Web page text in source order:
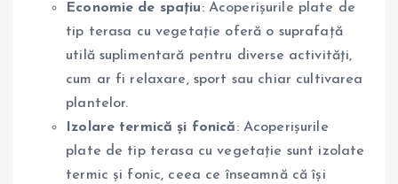
Economie de spațiu: Acoperișurile plate de
tip terasa cu vegetație oferă o suprafață
utilă suplimentară pentru diverse activități,
cum ar fi relaxare, sport sau chiar cultivarea
plantelor.
Izolare termică și fonică: Acoperișurile
plate de tip terasa cu vegetație sunt izolate
termic și fonic, ceea ce înseamnă că își